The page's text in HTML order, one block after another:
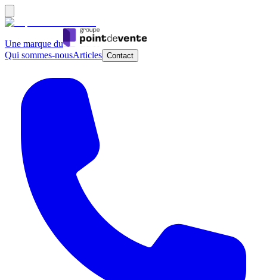
Une marque du
Qui sommes-nousArticles Contact